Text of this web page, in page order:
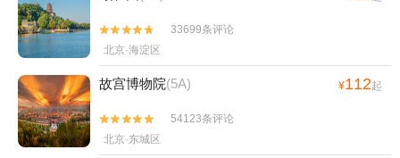


33699条评论
北京·海淀区
故宫博物院(5A) ¥112起


54123条评论
北京·东城区